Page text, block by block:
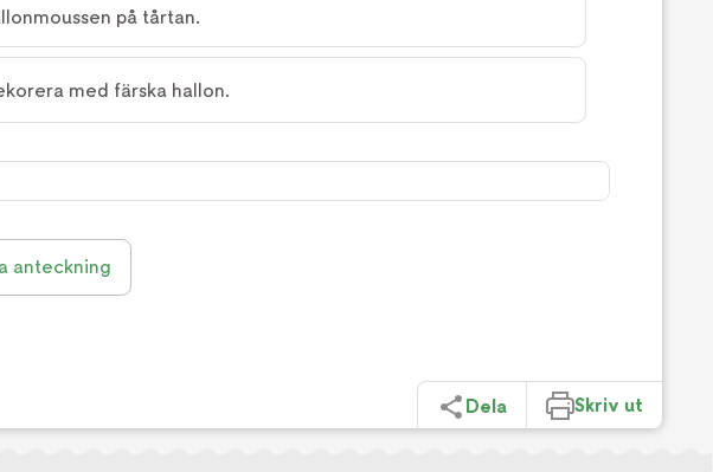
på tårtan.
med färska hallon.
anteckning
Dela Skriv ut